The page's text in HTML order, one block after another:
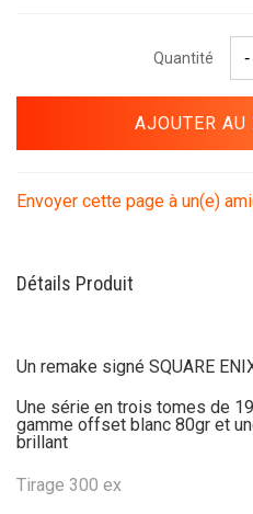
Quantité
Envoyer cette page à un(e)
Détails Produit
Un remake signé SQUARE
Une série en trois tomes de
gamme offset blanc 80gr et
brillant
Tirage 300 ex